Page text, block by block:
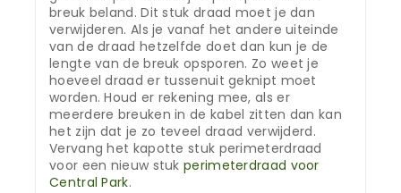
breuk beland. Dit stuk draad moet je dan
verwijderen. Als je vanaf het andere uiteinde
van de draad hetzelfde doet dan kun je de
lengte van de breuk opsporen. Zo weet je
hoeveel draad er tussenuit geknipt moet
worden. Houd er rekening mee, als er
meerdere breuken in de kabel zitten dan kan
het zijn dat je zo teveel draad verwijderd.
Vervang het kapotte stuk perimeterdraad
voor een nieuw stukperimeterdraad voor
Central Park.